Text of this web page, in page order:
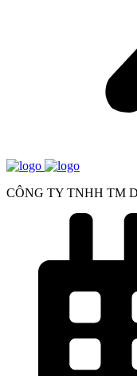
CÔNG TY TNHH TM